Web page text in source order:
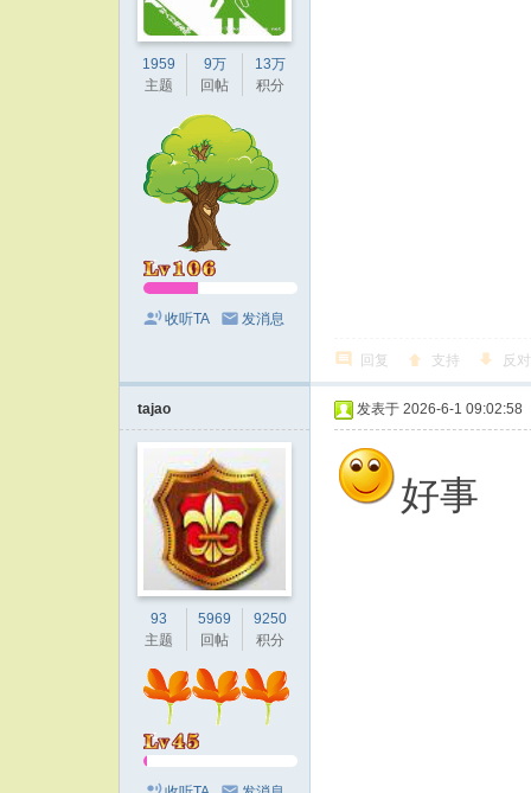
1959
主题
9万
回帖
13万
积分
收听TA 发消息
回复 支持 反对
tajao
93
主题
5969
回帖
9250
积分
发表于 2026-6-1 09:02:58
好事